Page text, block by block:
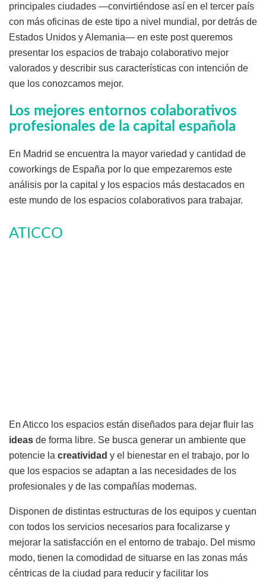
principales ciudades —convirtiéndose así en el tercer país
con más oficinas de este tipo a nivel mundial, por detrás de
Estados Unidos y Alemania— en este post queremos
presentar los espacios de trabajo colaborativo mejor
valorados y describir sus características con intención de
que los conozcamos mejor.
Los mejores entornos colaborativos
profesionales de la capital española
En Madrid se encuentra la mayor variedad y cantidad de
coworkings de España por lo que empezaremos este
análisis por la capital y los espacios más destacados en
este mundo de los espacios colaborativos para trabajar.
ATICCO
En Aticco los espacios están diseñados para dejar fluir las
ideas de forma libre. Se busca generar un ambiente que
potencie la creatividad y el bienestar en el trabajo, por lo
que los espacios se adaptan a las necesidades de los
profesionales y de las compañías modernas.
Disponen de distintas estructuras de los equipos y cuentan
con todos los servicios necesarios para focalizarse y
mejorar la satisfacción en el entorno de trabajo. Del mismo
modo, tienen la comodidad de situarse en las zonas más
céntricas de la ciudad para reducir y facilitar los